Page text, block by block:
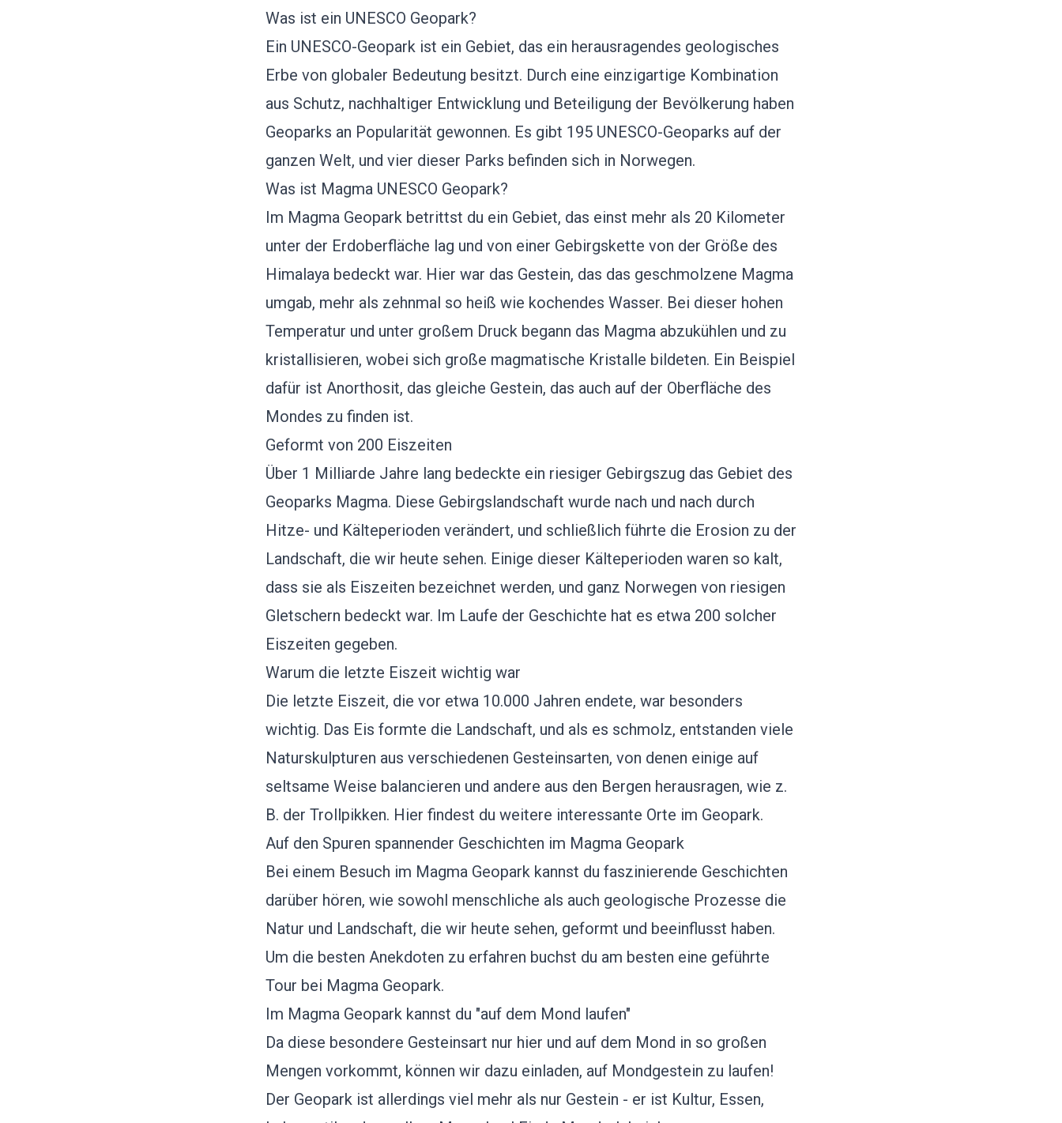
Was ist ein UNESCO Geopark?
Ein UNESCO-Geopark ist ein Gebiet, das ein herausragendes geologisches
Erbe von globaler Bedeutung besitzt. Durch eine einzigartige Kombination
aus Schutz, nachhaltiger Entwicklung und Beteiligung der Bevölkerung haben
Geoparks an Popularität gewonnen. Es gibt 195 UNESCO-Geoparks auf der
ganzen Welt, und vier dieser Parks befinden sich in Norwegen.
Was ist Magma UNESCO Geopark?
Im Magma Geopark betrittst du ein Gebiet, das einst mehr als 20 Kilometer
unter der Erdoberfläche lag und von einer Gebirgskette von der Größe des
Himalaya bedeckt war. Hier war das Gestein, das das geschmolzene Magma
umgab, mehr als zehnmal so heiß wie kochendes Wasser. Bei dieser hohen
Temperatur und unter großem Druck begann das Magma abzukühlen und zu
kristallisieren, wobei sich große magmatische Kristalle bildeten. Ein Beispiel
dafür ist Anorthosit, das gleiche Gestein, das auch auf der Oberfläche des
Mondes zu finden ist.
Geformt von 200 Eiszeiten
Über 1 Milliarde Jahre lang bedeckte ein riesiger Gebirgszug das Gebiet des
Geoparks Magma. Diese Gebirgslandschaft wurde nach und nach durch
Hitze- und Kälteperioden verändert, und schließlich führte die Erosion zu der
Landschaft, die wir heute sehen. Einige dieser Kälteperioden waren so kalt,
dass sie als Eiszeiten bezeichnet werden, und ganz Norwegen von riesigen
Gletschern bedeckt war. Im Laufe der Geschichte hat es etwa 200 solcher
Eiszeiten gegeben.
Warum die letzte Eiszeit wichtig war
Die letzte Eiszeit, die vor etwa 10.000 Jahren endete, war besonders
wichtig. Das Eis formte die Landschaft, und als es schmolz, entstanden viele
Naturskulpturen aus verschiedenen Gesteinsarten, von denen einige auf
seltsame Weise balancieren und andere aus den Bergen herausragen, wie z.
B. der Trollpikken. Hier findest du weitere interessante Orte im Geopark.
Auf den Spuren spannender Geschichten im Magma Geopark
Bei einem Besuch im Magma Geopark kannst du faszinierende Geschichten
darüber hören, wie sowohl menschliche als auch geologische Prozesse die
Natur und Landschaft, die wir heute sehen, geformt und beeinflusst haben.
Um die besten Anekdoten zu erfahren buchst du am besten eine geführte
Tour bei Magma Geopark.
Im Magma Geopark kannst du "auf dem Mond laufen"
Da diese besondere Gesteinsart nur hier und auf dem Mond in so großen
Mengen vorkommt, können wir dazu einladen, auf Mondgestein zu laufen!
Der Geopark ist allerdings viel mehr als nur Gestein - er ist Kultur, Essen,